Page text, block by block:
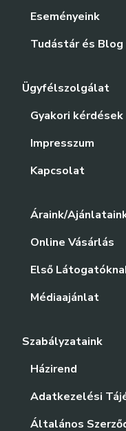
Eseményeink
Tudástár és Blog
Ügyfélszolgálat
Gyakori kérdések
Impresszum
Kapcsolat
Áraink/
Online Vásárlás
Első
Médiaajánlat
Szabályzataink
Házirend
Adatkezelési
Általános